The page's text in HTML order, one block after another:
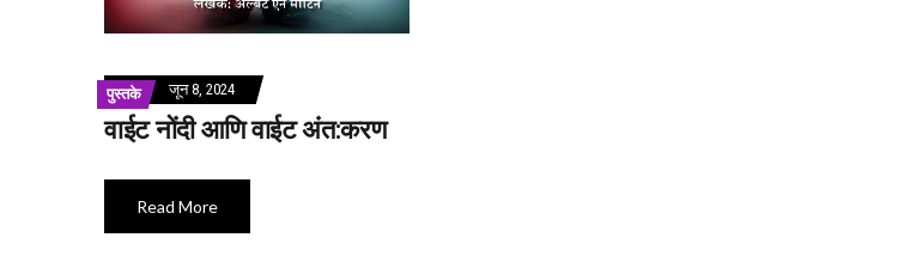
पुस्तके जून 8, 2024
वाईट नोंदी आणि वाईट अंत:करण
Read More